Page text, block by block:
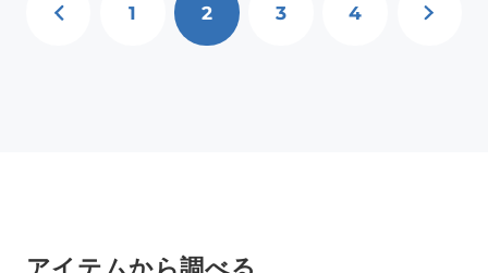
1 2 3 4